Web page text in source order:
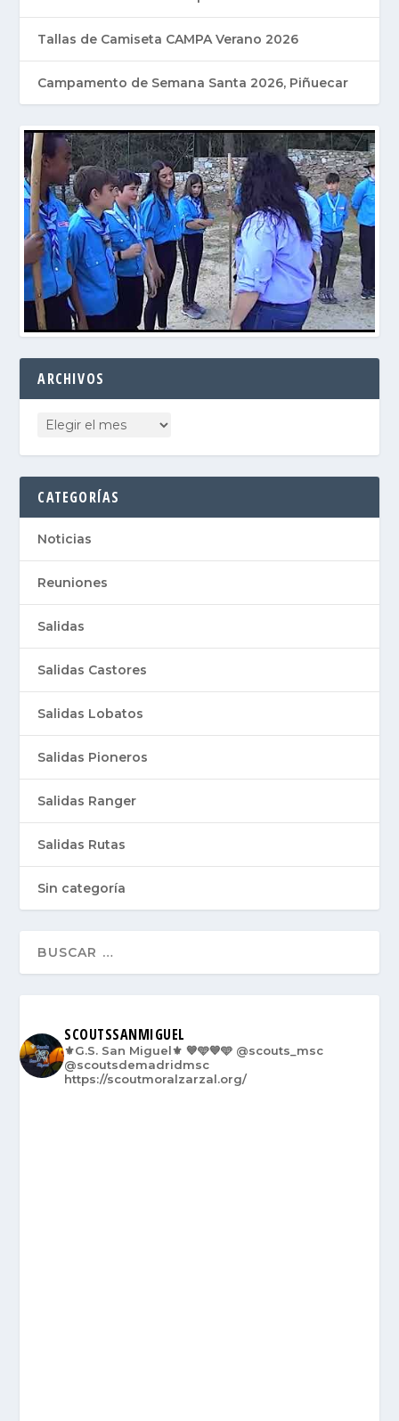
Tallas de Camiseta CAMPA Verano 2026
Campamento de Semana Santa 2026, Piñuecar
ARCHIVOS
CATEGORÍAS
Noticias
Reuniones
Salidas
Salidas Castores
Salidas Lobatos
Salidas Pioneros
Salidas Ranger
Salidas Rutas
Sin categoría
SCOUTSSANMIGUEL
⚜️G.S. San Miguel⚜️ 💙🩵💙🩵 @scouts_msc
@scoutsdemadridmsc
https://scoutmoralzarzal.org/